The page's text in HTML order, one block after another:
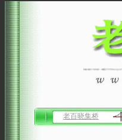
老百晓集桥